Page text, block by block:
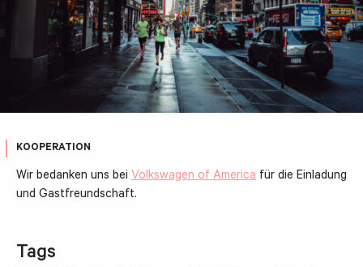
KOOPERATION
Wir bedanken uns bei Volkswagen of America für die Einladung
und Gastfreundschaft.
Tags